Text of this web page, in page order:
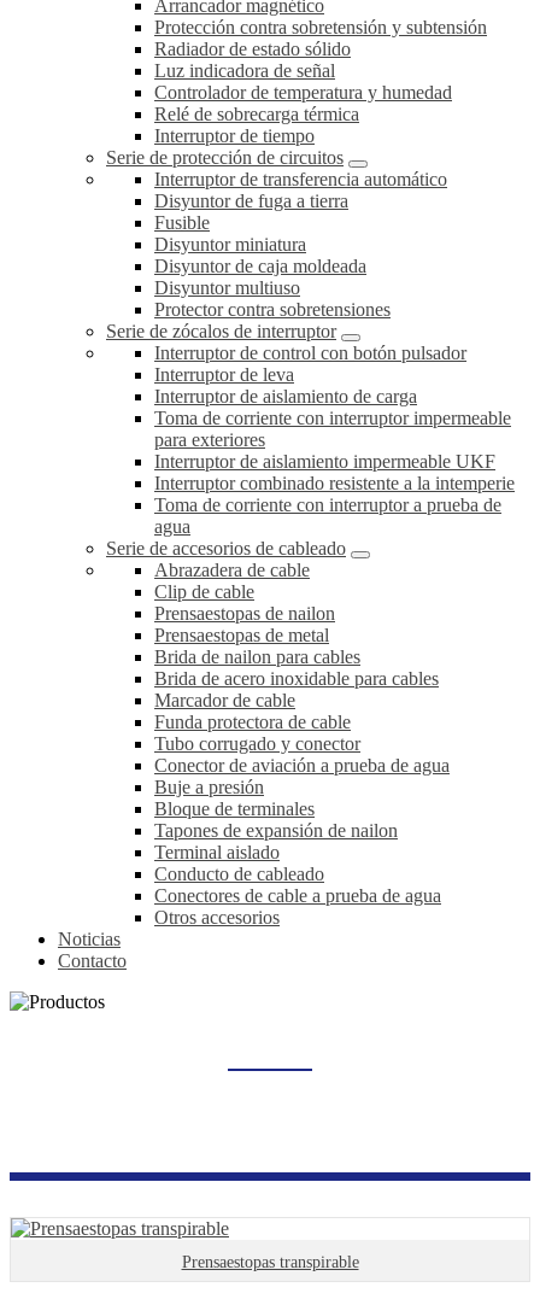
Arrancador magnético
Protección contra sobretensión y subtensión
Radiador de estado sólido
Luz indicadora de señal
Controlador de temperatura y humedad
Relé de sobrecarga térmica
Interruptor de tiempo
Serie de protección de circuitos
Interruptor de transferencia automático
Disyuntor de fuga a tierra
Fusible
Disyuntor miniatura
Disyuntor de caja moldeada
Disyuntor multiuso
Protector contra sobretensiones
Serie de zócalos de interruptor
Interruptor de control con botón pulsador
Interruptor de leva
Interruptor de aislamiento de carga
Toma de corriente con interruptor impermeable
para exteriores
Interruptor de aislamiento impermeable UKF
Interruptor combinado resistente a la intemperie
Toma de corriente con interruptor a prueba de
agua
Serie de accesorios de cableado
Abrazadera de cable
Clip de cable
Prensaestopas de nailon
Prensaestopas de metal
Brida de nailon para cables
Brida de acero inoxidable para cables
Marcador de cable
Funda protectora de cable
Tubo corrugado y conector
Conector de aviación a prueba de agua
Buje a presión
Bloque de terminales
Tapones de expansión de nailon
Terminal aislado
Conducto de cableado
Conectores de cable a prueba de agua
Otros accesorios
Noticias
Contacto
Prensaestopas transpirable